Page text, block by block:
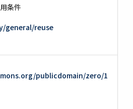
条件
general/reuse
publicdomain/zero/1